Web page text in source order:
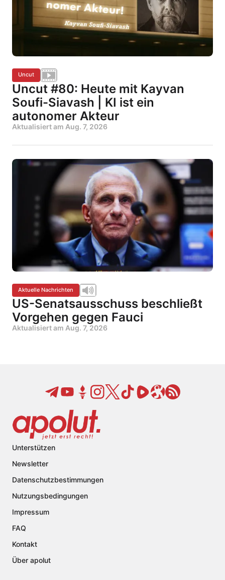
Uncut
Uncut #80: Heute mit Kayvan
Soufi-Siavash | KI ist ein
autonomer Akteur
Aktualisiert am Aug. 7, 2026
Aktuelle Nachrichten
US-Senatsausschuss beschließt
Vorgehen gegen Fauci
Aktualisiert am Aug. 7, 2026
Unterstützen
Newsletter
Datenschutzbestimmungen
Nutzungsbedingungen
Impressum
FAQ
Kontakt
Über apolut